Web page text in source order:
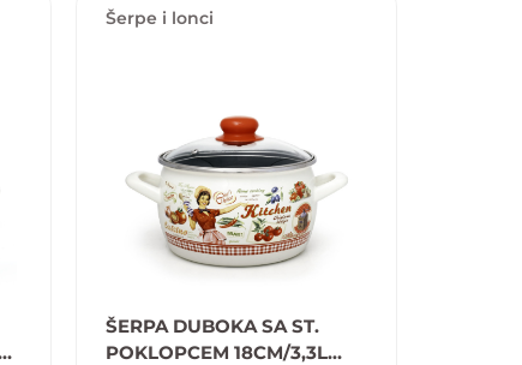
Šerpe i lonci
ŠERPA DUBOKA SA ST.
POKLOPCEM 18CM/3,3L